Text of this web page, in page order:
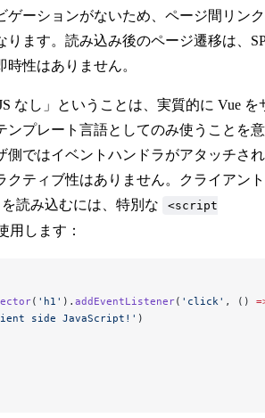
張
ー
ゲーションがないため、ページ間リン
ります。読み込み後のページ遷移は、
時性はありません。
なし」ということは、実質的に Vue を
ンプレート言語としてのみ使うことを
側ではイベントハンドラがアタッチさ
クティブ性はありません。クライアン
を読み込むには、特別な
<script
用します：
( 'h1' ). addEventListener( 'click' , ()
side JavaScript!' )